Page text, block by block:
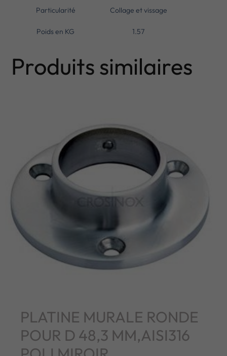
Particularité Collage et vissage
Poids en KG 1.57
Produits similaires
PLATINE MURALE RONDE
POUR D 48,3 MM,AISI316